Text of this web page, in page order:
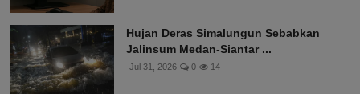
Hujan Deras Simalungun Sebabkan
Jalinsum Medan-Siantar ...
Jul 31, 2026 0 14